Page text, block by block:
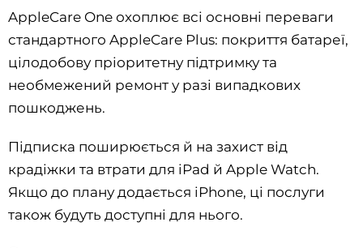
AppleCare One охоплює всі основні переваги
стандартного AppleCare Plus: покриття батареї,
цілодобову пріоритетну підтримку та
необмежений ремонт у разі випадкових
пошкоджень.
Підписка поширюється й на захист від
крадіжки та втрати для iPad й Apple Watch.
Якщо до плану додається iPhone, ці послуги
також будуть доступні для нього.